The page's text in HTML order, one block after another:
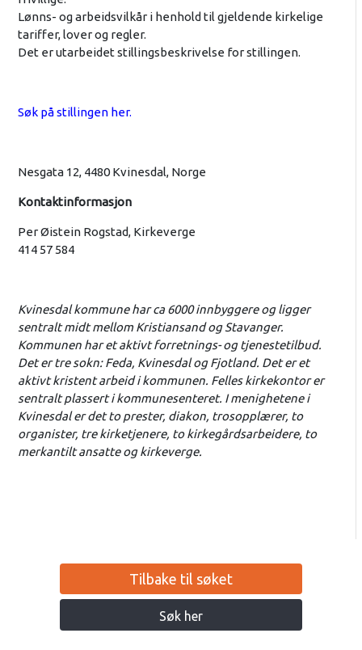
Lønns- og arbeidsvilkår i henhold til gjeldende kirkelige
tariffer, lover og regler.
Det er utarbeidet stillingsbeskrivelse for stillingen.
Søk på stillingen her.
Nesgata 12, 4480 Kvinesdal, Norge
Kontaktinformasjon
Per Øistein Rogstad, Kirkeverge
414 57 584
Kvinesdal kommune har ca 6000 innbyggere og ligger
sentralt midt mellom Kristiansand og Stavanger.
Kommunen har et aktivt forretnings- og tjenestetilbud.
Det er tre sokn: Feda, Kvinesdal og Fjotland. Det er et
aktivt kristent arbeid i kommunen. Felles kirkekontor er
sentralt plassert i kommunesenteret. I menighetene i
Kvinesdal er det to prester, diakon, trosopplærer, to
organister, tre kirketjenere, to kirkegårdsarbeidere, to
merkantilt ansatte og kirkeverge.
Tilbake til søket
Søk her